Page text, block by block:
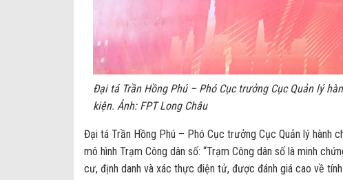
Đại tá Trần Hồng Phú – Phó Cục trưởng Cục Quản lý
kiện. Ảnh: FPT Long Châu
Đại tá Trần Hồng Phú – Phó Cục trưởng Cục Quản lý hành
mô hình Trạm Công dân số: “Trạm Công dân số là minh
cư, định danh và xác thực điện tử, được đánh giá cao về